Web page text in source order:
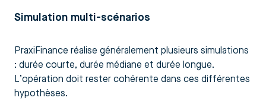
Simulation multi-scénarios
PraxiFinance réalise généralement plusieurs simulations
: durée courte, durée médiane et durée longue.
L’opération doit rester cohérente dans ces différentes
hypothèses.